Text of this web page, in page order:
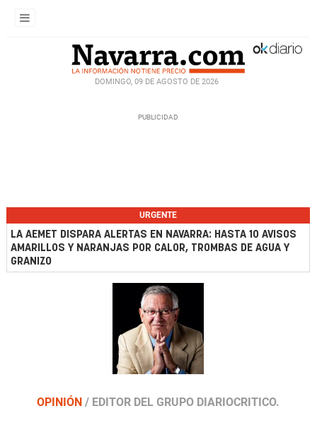
DOMINGO, 09 DE AGOSTO DE 2026
URGENTE
LA AEMET DISPARA ALERTAS EN NAVARRA: HASTA 10 AVISOS
AMARILLOS Y NARANJAS POR CALOR, TROMBAS DE AGUA Y
GRANIZO
OPINIÓN / EDITOR DEL GRUPO DIARIOCRITICO.